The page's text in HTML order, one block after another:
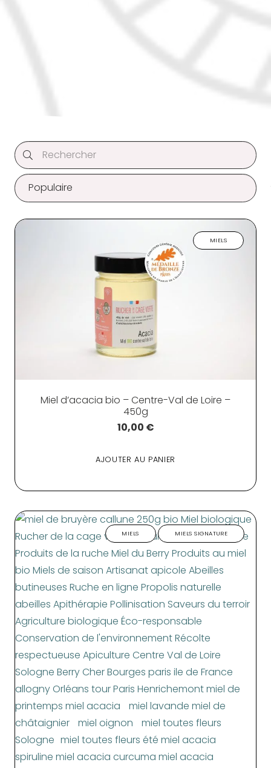
MIELS
Miel d’acacia bio – Centre-Val de Loire –
450g
10,00 €
AJOUTER AU PANIER
MIELS MIELS SIGNATURE